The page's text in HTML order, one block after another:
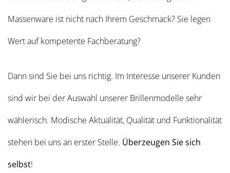
Massenware ist nicht nach Ihrem Geschmack? Sie legen
Wert auf kompetente Fachberatung?
Dann sind Sie bei uns richtig. Im Interesse unserer Kunden
sind wir bei der Auswahl unserer Brillenmodelle sehr
wählerisch. Modische Aktualität, Qualität und Funktionalität
stehen bei uns an erster Stelle. Überzeugen Sie sich
selbst!